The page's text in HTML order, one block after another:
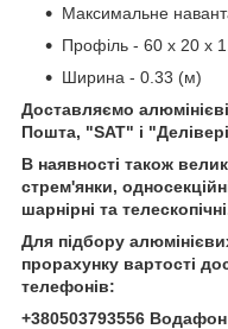
Максимальне
Профіль - 60 x 20 х
Ширина - 0.33 (м)
Доставляємо
Пошта, "SAT" і
В наявності також
стрем'янки,
шарнірні та
Для підбору
прорахунку вартості
телефонів:
+380503793556 Водафон